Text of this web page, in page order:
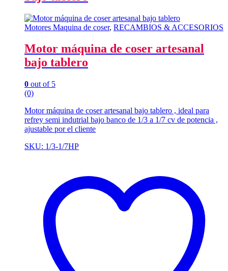
Motores Maquina de coser, RECAMBIOS & ACCESORIOS
Motor máquina de coser artesanal
bajo tablero
0 out of 5
(0)
Motor máquina de coser artesanal bajo tablero , ideal para
refrey semi indutrial bajo banco de 1/3 a 1/7 cv de potencia ,
ajustable por el cliente
SKU: 1/3-1/7HP